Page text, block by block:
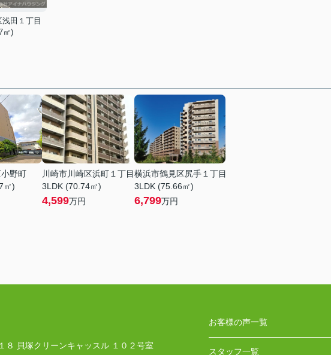
田１丁目
㎡)
野町
㎡)
川崎市川崎区浜町１丁目
3LDK (70.74㎡)
4,599万円
横浜市鶴見区尻手１丁目
3LDK (75.66㎡)
6,799万円
８ 貝塚クリーンキャッスル １０２号室
お客様の声一覧
スタッフ一覧